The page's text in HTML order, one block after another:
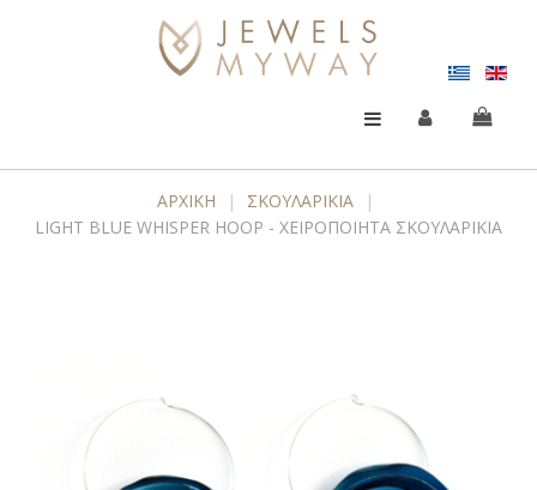
ΑΡΧΙΚΉ | ΣΚΟΥΛΑΡΙΚΙΑ
|
LIGHT BLUE WHISPER HOOP - ΧΕΙΡΟΠΟΊΗΤΑ ΣΚΟΥΛΑΡΊΚΙΑ